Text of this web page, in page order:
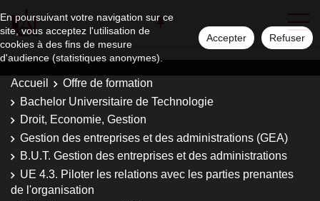
En poursuivant votre navigation sur ce
site, vous acceptez l'utilisation de
cookies à des fins de mesure
d'audience (statistiques anonymes).
Accepter Refuser
Accueil
Offre de formation
Bachelor Universitaire de Technologie
Droit, Economie, Gestion
Gestion des entreprises et des administrations (GEA)
B.U.T. Gestion des entreprises et des administrations
UE 4.3. Piloter les relations avec les parties prenantes
de l'organisation